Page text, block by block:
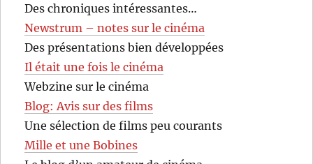
Des chroniques intéressantes…
Newstrum – notes sur le cinéma
Des présentations bien développées
Il était une fois le cinéma
Webzine sur le cinéma
Blog: Avis sur des films
Une sélection de films peu courants
Mille et une Bobines